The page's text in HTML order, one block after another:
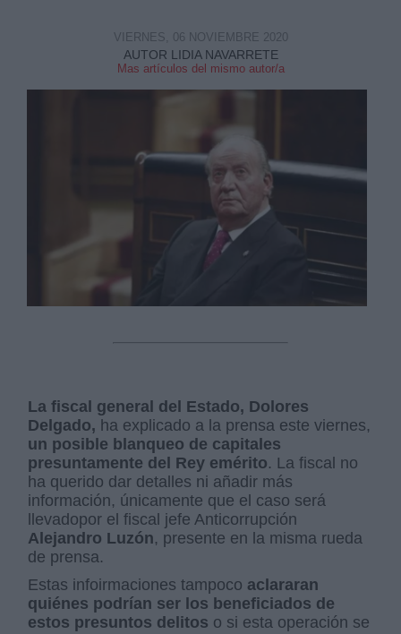
AUTOR LIDIA NAVARRETE
Mas artículos del mismo autor/a
VIERNES, 06 NOVIEMBRE 2020
La fiscal general del Estado, Dolores
Delgado, ha explicado a la prensa este viernes,
un posible blanqueo de capitales
presuntamente del Rey emérito. La fiscal no
ha querido dar detalles ni añadir más
información, únicamente que el caso será
llevadopor el fiscal jefe Anticorrupción
Alejandro Luzón, presente en la misma rueda
de prensa.
Estas infoirmaciones tampoco aclararan
quiénes podrían ser los beneficiados de
estos presuntos delitos o si esta operación se
Derechos:
Información adicional